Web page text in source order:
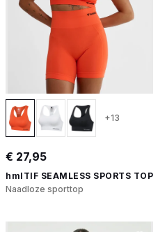
+13
€ 27,95
hmlTIF SEAMLESS SPORTS TOP
Naadloze sporttop